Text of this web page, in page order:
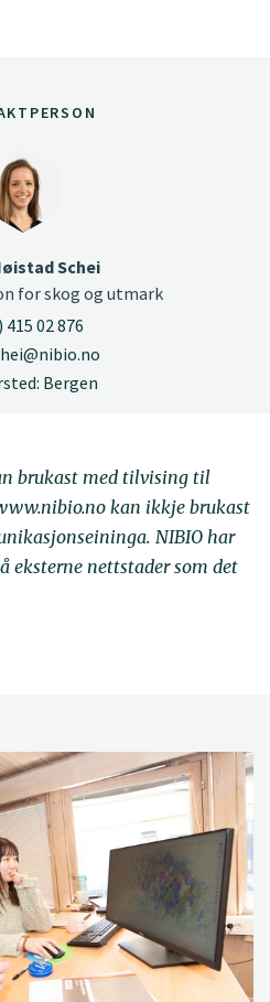
Schei
for skog og utmark
415 02 876
Bergen
brukast med tilvising til
kan ikkje brukast
NIBIO har
eksterne nettstader som det